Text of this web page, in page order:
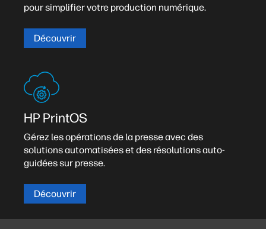
pour simplifier votre production numérique.
Découvrir
HP PrintOS
Gérez les opérations de la presse avec des
solutions automatisées et des résolutions auto-
guidées sur presse.
Découvrir